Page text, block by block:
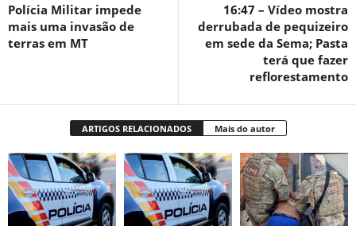
Polícia Militar impede
mais uma invasão de
terras em MT
16:47 – Vídeo mostra
derrubada de pequizeiro
em sede da Sema; Pasta
terá que fazer
reflorestamento
ARTIGOS RELACIONADOS Mais do autor